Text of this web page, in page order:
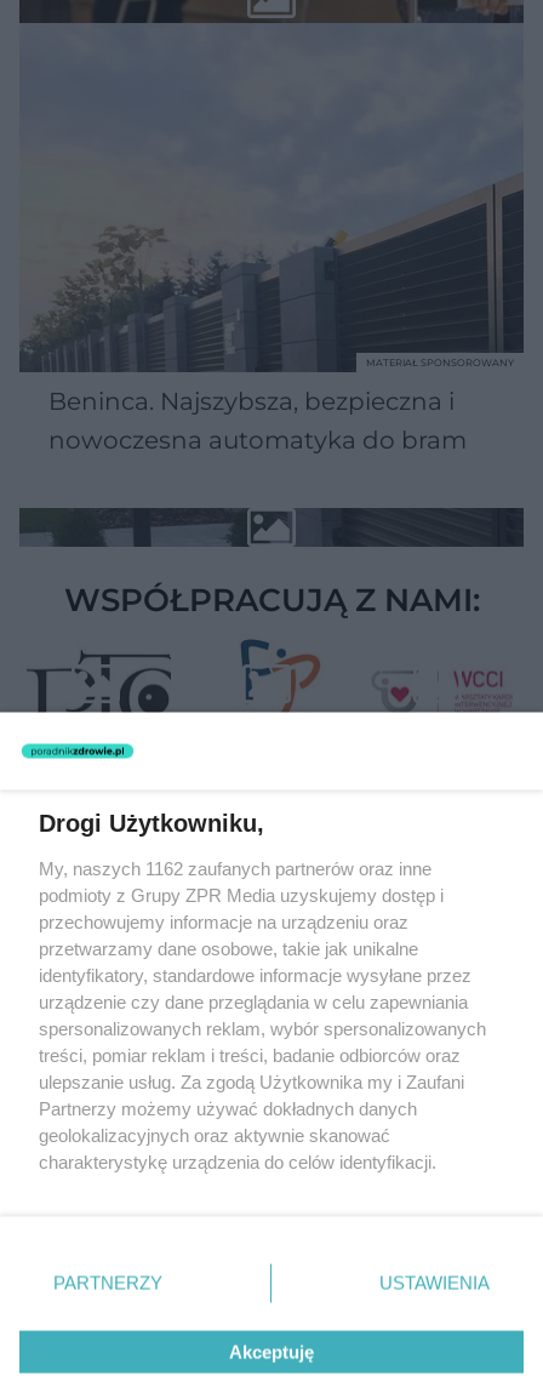
Beninca. Najszybsza, bezpieczna i
nowoczesna automatyka do bram
MATERIAŁ SPONSOROWANY
WSPÓŁPRACUJĄ Z NAMI:
Żaden utwór zamieszczony w serwisie nie może być powielany i
rozpowszechniany lub dalej rozpowszechniany w jakikolwiek sposób
(w tym także elektroniczny lub mechaniczny) na jakimkolwiek polu
eksploatacji w jakiejkolwiek formie, włącznie z umieszczaniem w
Internecie bez pisemnej zgody właściciela praw. Jakiekolwiek użycie
lub wykorzystanie utworów w całości lub w części z naruszeniem
prawa, tzn. bez właściwej zgody, jest zabronione pod groźbą kary i
może być ścigane prawnie.
O nas
Nasze serwisy
Drogi Użytkowniku,
My, naszych 1162 zaufanych partnerów oraz inne
podmioty z Grupy ZPR Media uzyskujemy dostęp i
przechowujemy informacje na urządzeniu oraz
przetwarzamy dane osobowe, takie jak unikalne
identyfikatory, standardowe informacje wysyłane przez
urządzenie czy dane przeglądania w celu zapewniania
spersonalizowanych reklam, wybór spersonalizowanych
treści, pomiar reklam i treści, badanie odbiorców oraz
ulepszanie usług. Za zgodą Użytkownika my i Zaufani
Partnerzy możemy używać dokładnych danych
geolokalizacyjnych oraz aktywnie skanować
charakterystykę urządzenia do celów identyfikacji.
zmienić/wycofać klikając przycisk ustawień prywatności
znajdujący się w lewym dolnym rogu strony
rodzaje przetwarzania danych nie wymagają zgody
użytkownika, ale masz prawo sprzeciwić się takiemu
przetwarzaniu. Preferencje będą miały zastosowanie tylko
PARTNERZY USTAWIENIA
Akceptuję